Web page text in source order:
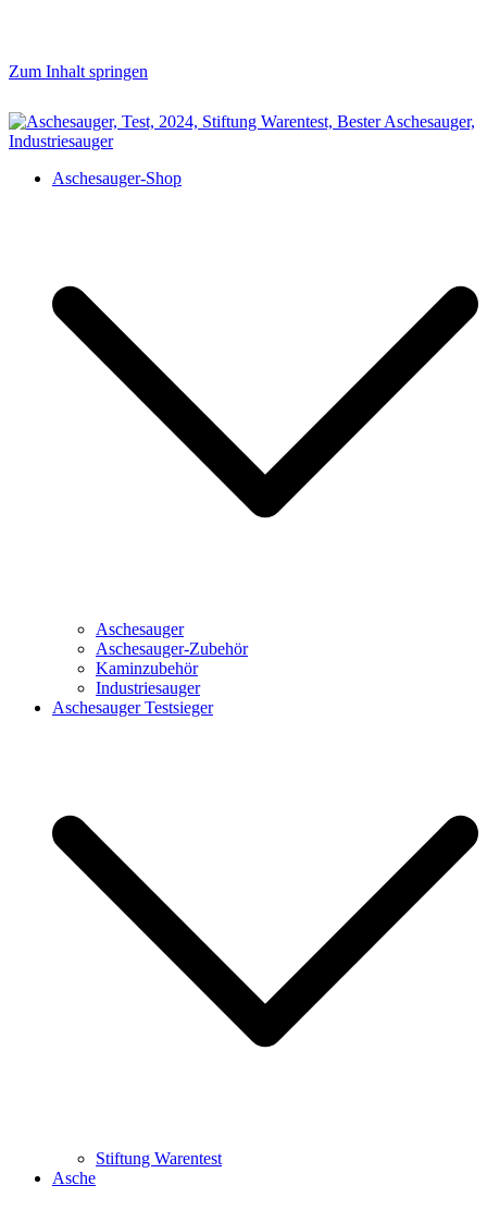
Zum Inhalt springen
aschesauger.net
Aschesauger im Test und Vergleich
Aschesauger-Shop
Aschesauger
Aschesauger-Zubehör
Kaminzubehör
Industriesauger
Aschesauger Testsieger
Stiftung Warentest
Asche